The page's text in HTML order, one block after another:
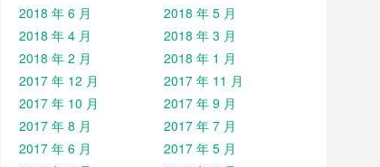
2018 年 6 月
2018 年 5 月
2018 年 4 月
2018 年 3 月
2018 年 2 月
2018 年 1 月
2017 年 12 月
2017 年 11 月
2017 年 10 月
2017 年 9 月
2017 年 8 月
2017 年 7 月
2017 年 6 月
2017 年 5 月